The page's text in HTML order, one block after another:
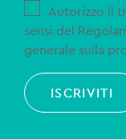
Autorizzo il
sensi del
generale sulla
ISCRIVITI